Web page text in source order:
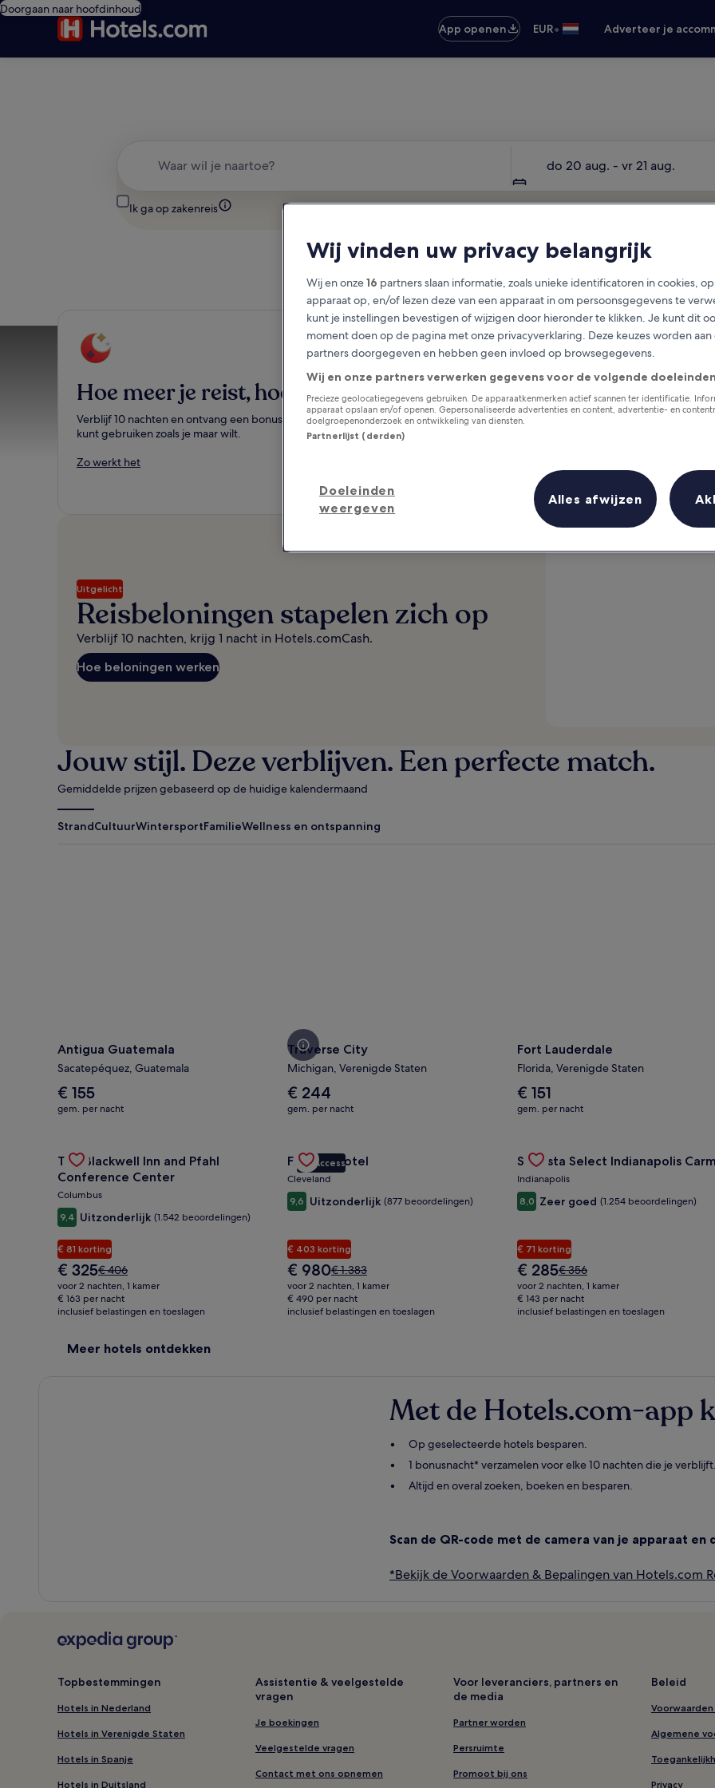
Doorgaan naar hoofdinhoud
App openen
EUR• Adverteer je
do 20 aug. - vr 21 aug.
Ik ga op zakenreis
Hoe meer je reist, hoe beter
Verblijf 10 nachten en ontvang een bonusnacht die je
kunt gebruiken zoals je maar wilt.
Zo werkt het
Verblijven die je verwennen
Populaire VIP Access-verblijven scoren hoog en
bieden extra's voor topleden.
Uitgelicht
Reisbeloningen stapelen zich op
Verblijf 10 nachten, krijg 1 nacht in Hotels.comCash.
Hoe beloningen werken
Jouw stijl. Deze verblijven. Een perfecte match.
Gemiddelde prijzen gebaseerd op de huidige kalendermaand
StrandCultuurWintersportFamilieWellness en ontspanning
Antigua Guatemala
Sacatepéquez, Guatemala
De
gemiddelde
prijs
is
€ 155
€ 155
gem. per nacht
Traverse City
Michigan, Verenigde Staten
De
gemiddelde
prijs
is
€ 244
€ 244
gem. per nacht
Fort Lauderdale
Florida, Verenigde Staten
De
gemiddelde
prijs
is
€ 151
€ 151
gem. per nacht
Gallery
Carousel
The Blackwell Inn and Pfahl
Conference Center
Columbus
9,4 Uitzonderlijk (1.542 beoordelingen)
€ 81 korting
De
prijs
is
€ 325
€ 325De
prijs
was
€ 406,
meer
informatie
€ 406
voor 2 nachten, 1 kamer
€ 163 per nacht
inclusief belastingen en toeslagen
Gallery
Carousel
VIP Access
Fidelity Hotel
Cleveland
9,6 Uitzonderlijk (877 beoordelingen)
€ 403 korting
De
prijs
is
€ 980
€ 980De
prijs
was
€ 1.383,
standaardtarief.
€ 1.383
voor 2 nachten, 1 kamer
€ 490 per nacht
inclusief belastingen en toeslagen
Gallery
Carousel
Sonesta Select Indianapolis
Indianapolis
8,0 Zeer goed (1.254 beoordelingen)
€ 71 korting
De
prijs
is
€ 285
€ 285De
prijs
was
€ 356,
€ 356
voor 2 nachten, 1 kamer
€ 143 per nacht
inclusief belastingen en toeslagen
Meer hotels ontdekken
Met de Hotels.com-app
Op geselecteerde hotels besparen.
1 bonusnacht* verzamelen voor elke 10 nachten die je verblijft.
Altijd en overal zoeken, boeken en besparen.
Scan de QR-code met de camera van je apparaat en
*Bekijk de Voorwaarden & Bepalingen van Hotels.com
Topbestemmingen
Hotels in Nederland
Hotels in Verenigde Staten
Hotels in Spanje
Hotels in Duitsland
Assistentie & veelgestelde
vragen
Je boekingen
Veelgestelde vragen
Contact met ons opnemen
Voor leveranciers, partners en
de media
Partner worden
Persruimte
Promoot bij ons
Beleid
Algemene
Privacy
Wij vinden uw privacy belangrijk
Wij en onze16 partners slaan informatie, zoals unieke identificatoren in cookies,
apparaat op, en/of lezen deze van een apparaat in om persoonsgegevens te
kunt je instellingen bevestigen of wijzigen door hieronder te klikken. Je kunt dit
moment doen op de pagina met onze privacyverklaring. Deze keuzes worden aan
partners doorgegeven en hebben geen invloed op browsegegevens.
Wij en onze partners verwerken gegevens voor de volgende
Precieze geolocatiegegevens gebruiken. De apparaatkenmerken actief scannen ter identificatie.
apparaat opslaan en/of openen. Gepersonaliseerde advertenties en content, advertentie- en
doelgroepenonderzoek en ontwikkeling van diensten.
Partnerlijst (derden)
Doeleinden
weergeven
Alles afwijzen